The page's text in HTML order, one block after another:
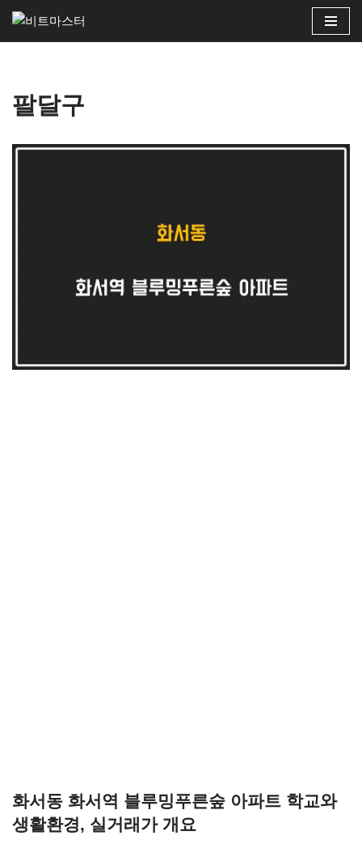
콘
로
건
팔달구
화서동 화서역 블루밍푸른숲 아파트 학교와
생활환경, 실거래가 개요